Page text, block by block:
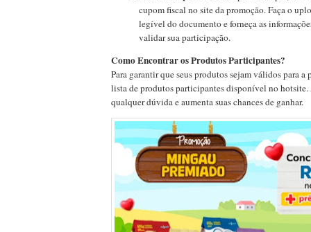
cupom fiscal no site da promoção. Faça o
legível do documento e forneça as
validar sua participação.
Como Encontrar os Produtos Participantes?
Para garantir que seus produtos sejam válidos para a
lista de produtos participantes disponível no
qualquer dúvida e aumenta suas chances de ganhar.